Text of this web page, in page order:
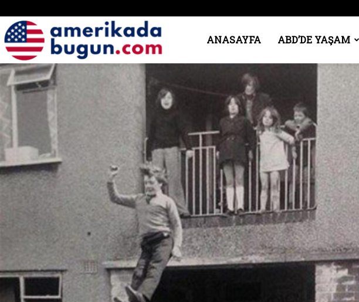
Amerika’daANASAYFA ABD’DE YAŞAM